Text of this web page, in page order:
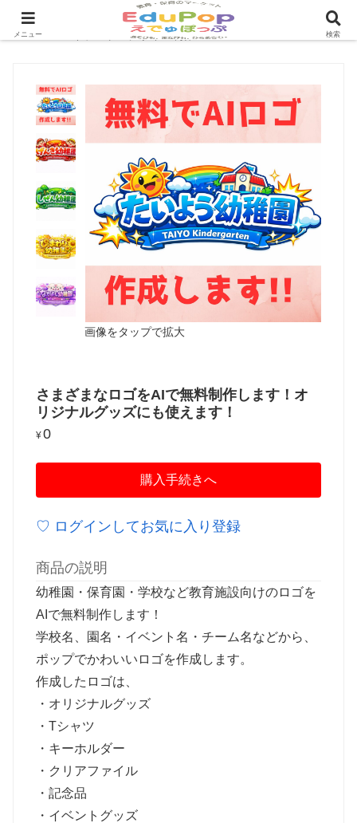
HOME イラスト・デザイン制作
画像をタップで拡大
さまざまなロゴをAIで無料制作します！オ
リジナルグッズにも使えます！
¥0
購入手続きへ
♡ ログインしてお気に入り登録
商品の説明
幼稚園・保育園・学校など教育施設向けのロゴを
AIで無料制作します！
学校名、園名・イベント名・チーム名などから、
ポップでかわいいロゴを作成します。
作成したロゴは、
・オリジナルグッズ
・Tシャツ
・キーホルダー
・クリアファイル
・記念品
・イベントグッズ
メニュー 検索